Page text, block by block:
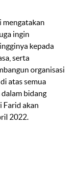
mengatakan
ingin
kepada
serta
organisasi
atas semua
bidang
Farid akan
2022.